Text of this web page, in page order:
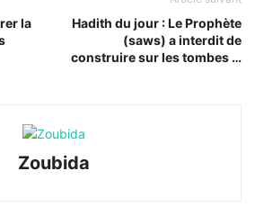
la
Hadith du jour : Le Prophète
(saws) a interdit de
construire sur les tombes …
Zoubida